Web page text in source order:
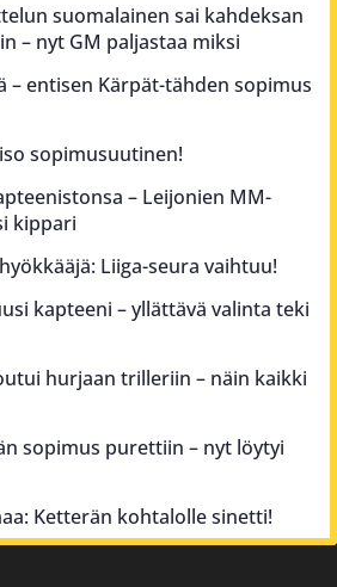
suomalainen sai kahdeksan
– nyt GM paljastaa miksi
– entisen Kärpät-tähden sopimus
sopimusuutinen!
– Leijonien MM-
kippari
Liiga-seura vaihtuu!
kapteeni – yllättävä valinta teki
hurjaan trilleriin – näin kaikki
sopimus purettiin – nyt löytyi
Ketterän kohtalolle sinetti!